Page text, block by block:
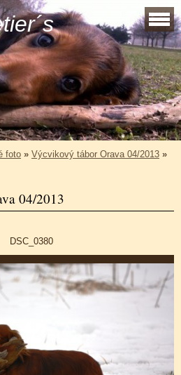
foto » Výcvikový tábor Orava 04/2013 »
04/2013
DSC_0380